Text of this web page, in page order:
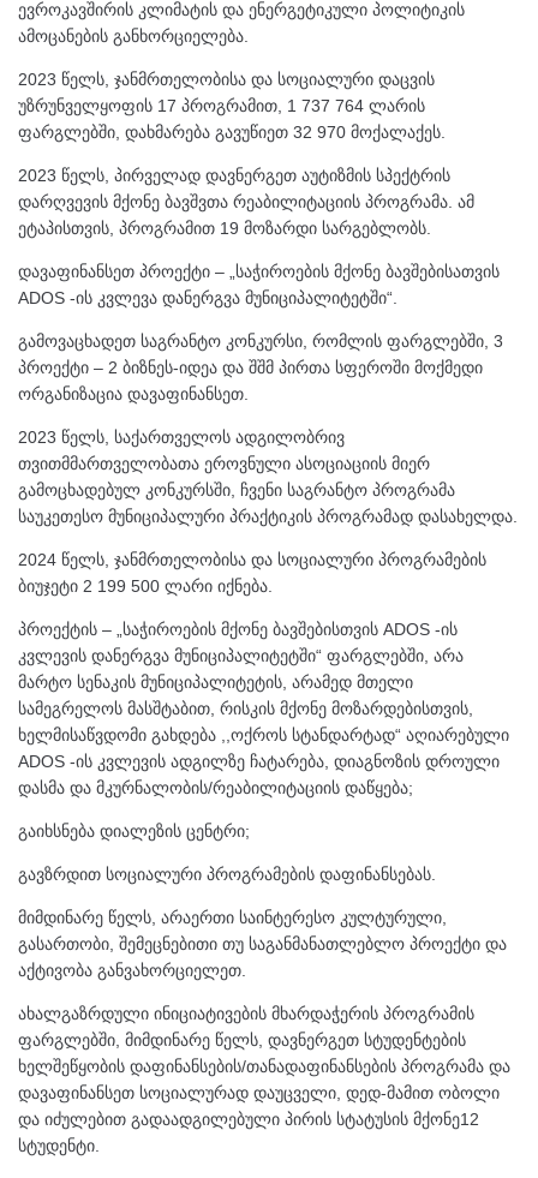
ევროკავშირის კლიმატის და ენერგეტიკული პოლიტიკის
ამოცანების განხორციელება.
2023 წელს, ჯანმრთელობისა და სოციალური დაცვის
უზრუნველყოფის 17 პროგრამით, 1 737 764 ლარის
ფარგლებში, დახმარება გავუწიეთ 32 970 მოქალაქეს.
2023 წელს, პირველად დავნერგეთ აუტიზმის სპექტრის
დარღვევის მქონე ბავშვთა რეაბილიტაციის პროგრამა. ამ
ეტაპისთვის, პროგრამით 19 მოზარდი სარგებლობს.
დავაფინანსეთ პროექტი – „საჭიროების მქონე ბავშებისათვის
ADOS -ის კვლევა დანერგვა მუნიციპალიტეტში“.
გამოვაცხადეთ საგრანტო კონკურსი, რომლის ფარგლებში, 3
პროექტი – 2 ბიზნეს-იდეა და შშმ პირთა სფეროში მოქმედი
ორგანიზაცია დავაფინანსეთ.
2023 წელს, საქართველოს ადგილობრივ
თვითმმართველობათა ეროვნული ასოციაციის მიერ
გამოცხადებულ კონკურსში, ჩვენი საგრანტო პროგრამა
საუკეთესო მუნიციპალური პრაქტიკის პროგრამად დასახელდა.
2024 წელს, ჯანმრთელობისა და სოციალური პროგრამების
ბიუჯეტი 2 199 500 ლარი იქნება.
პროექტის – „საჭიროების მქონე ბავშებისთვის ADOS -ის
კვლევის დანერგვა მუნიციპალიტეტში“ ფარგლებში, არა
მარტო სენაკის მუნიციპალიტეტის, არამედ მთელი
სამეგრელოს მასშტაბით, რისკის მქონე მოზარდებისთვის,
ხელმისაწვდომი გახდება ,,ოქროს სტანდარტად“ აღიარებული
ADOS -ის კვლევის ადგილზე ჩატარება, დიაგნოზის დროული
დასმა და მკურნალობის/რეაბილიტაციის დაწყება;
გაიხსნება დიალეზის ცენტრი;
გავზრდით სოციალური პროგრამების დაფინანსებას.
მიმდინარე წელს, არაერთი საინტერესო კულტურული,
გასართობი, შემეცნებითი თუ საგანმანათლებლო პროექტი და
აქტივობა განვახორციელეთ.
ახალგაზრდული ინიციატივების მხარდაჭერის პროგრამის
ფარგლებში, მიმდინარე წელს, დავნერგეთ სტუდენტების
ხელშეწყობის დაფინანსების/თანადაფინანსების პროგრამა და
დავაფინანსეთ სოციალურად დაუცველი, დედ-მამით ობოლი
და იძულებით გადაადგილებული პირის სტატუსის მქონე12
სტუდენტი.